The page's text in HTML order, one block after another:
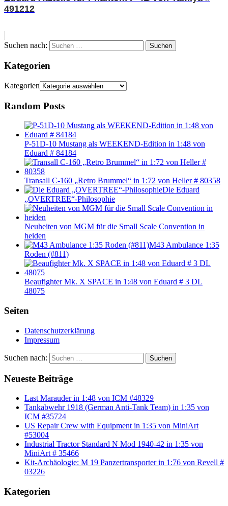
491212
Suchen nach: Suchen
Kategorien
Kategorien
Random Posts
P-51D-10 Mustang als WEEKEND-Edition in 1:48 von
Eduard # 84184
Transall C-160 „Retro Brummel“ in 1:72 von Heller # 80358
Die Eduard
„OVERTREE“-Philosophie
Neuheiten von MGM für die Small Scale Convention in
heiden
M43 Ambulance 1:35
Roden (#811)
Beaufighter Mk. X SPACE in 1:48 von Eduard # 3 DL
48075
Seiten
Datenschutzerklärung
Impressum
Suchen nach: Suchen
Neueste Beiträge
Last Marauder in 1:48 von ICM #48329
Tankabwehr 1918 (German Anti-Tank Team) in 1:35 von
ICM #35724
US Repair Crew with Equipment in 1:35 von MiniArt
#53004
Industrial Tractor Standard N Mod 1940-42 in 1:35 von
MiniArt # 35466
Kit-Archäologie: M 19 Panzertransporter in 1:76 von Revell #
03226
Kategorien